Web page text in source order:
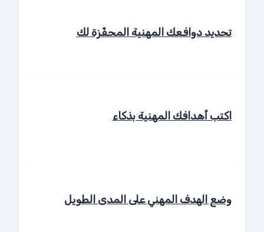
تحديد دوافعك المهنية المحفّزة لك
اكتب أهدافك المهنية بذكاء
وضع الهدف المهني على المدى الطويل